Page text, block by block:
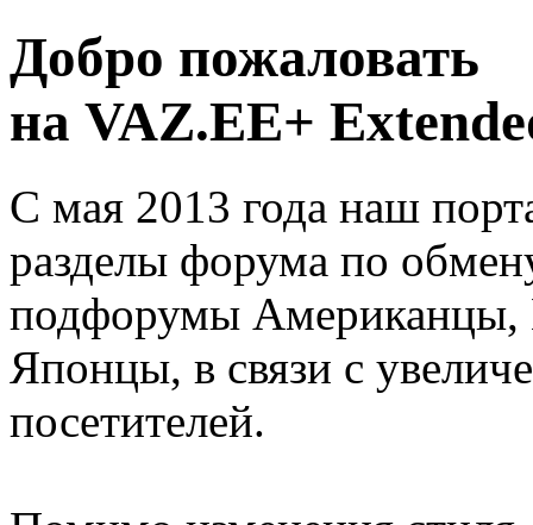
Добро пожаловать
на VAZ.EE+
С мая 2013 года наш
разделы форума по
подфорумы
Японцы, в связи с
посетителей.